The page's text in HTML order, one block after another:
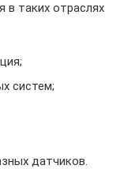
таких отраслях
систем;
датчиков.